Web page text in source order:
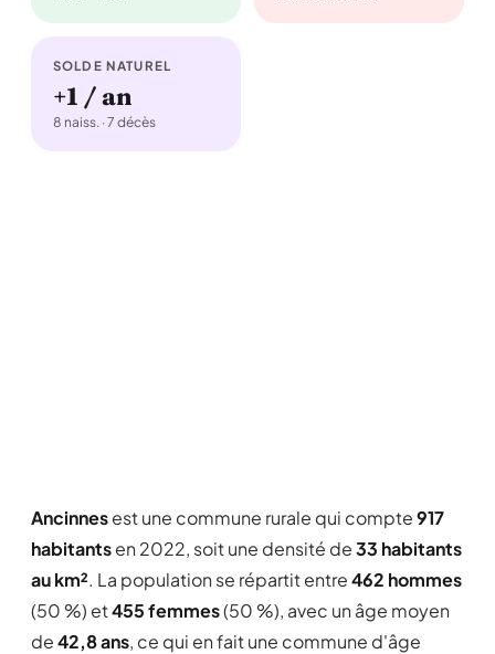
SOLDE NATUREL
+1 / an
8 naiss. · 7 décès
Ancinnesest une commune rurale qui compte917
habitantsen 2022, soit une densité de33 habitants
au km². La population se répartit entre462 hommes
(50 %) et455 femmes(50 %), avec un âge moyen
de42,8 ans, ce qui en fait une commune d'âge